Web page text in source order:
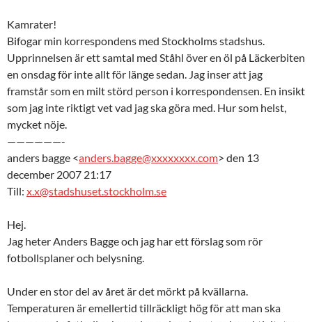
Kamrater!
Bifogar min korrespondens med Stockholms stadshus.
Upprinnelsen är ett samtal med Ståhl över en öl på Läckerbiten
en onsdag för inte allt för länge sedan. Jag inser att jag
framstår som en milt störd person i korrespondensen. En insikt
som jag inte riktigt vet vad jag ska göra med. Hur som helst,
mycket nöje.
——————-
anders bagge <anders.bagge@xxxxxxxx.com> den 13
december 2007 21:17
Till: x.x@stadshuset.stockholm.se
Hej.
Jag heter Anders Bagge och jag har ett förslag som rör
fotbollsplaner och belysning.
Under en stor del av året är det mörkt på kvällarna.
Temperaturen är emellertid tillräckligt hög för att man ska